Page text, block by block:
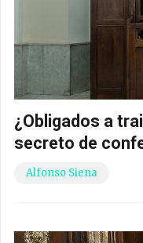
¿Obligados a
secreto de
Alfonso Siena